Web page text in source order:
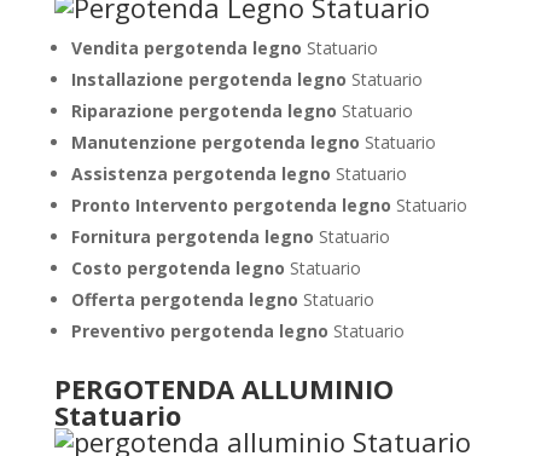
Vendita pergotenda legno Statuario
Installazione pergotenda legno Statuario
Riparazione pergotenda legno Statuario
Manutenzione pergotenda legno Statuario
Assistenza pergotenda legno Statuario
Pronto Intervento pergotenda legno Statuario
Fornitura pergotenda legno Statuario
Costo pergotenda legno Statuario
Offerta pergotenda legno Statuario
Preventivo pergotenda legno Statuario
PERGOTENDA ALLUMINIO
Statuario